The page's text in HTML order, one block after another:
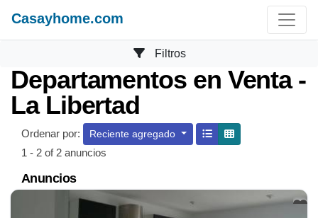
Casayhome.com
Filtros
Departamentos en
La Libertad
Ordenar por: Reciente agregado
1 - 2 of 2 anuncios
Anuncios